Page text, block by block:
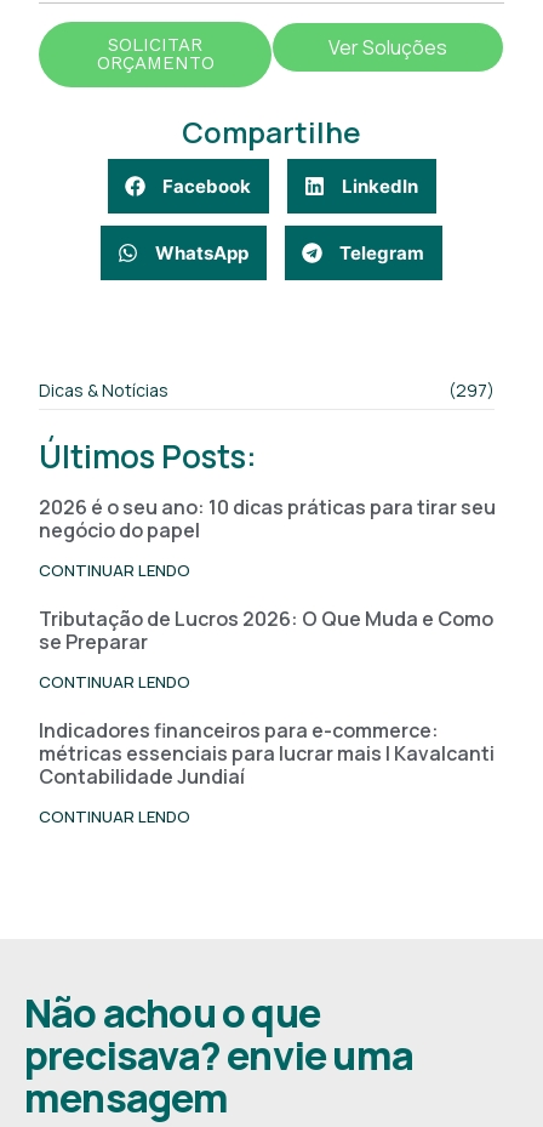
SOLICITAR
ORÇAMENTO
Ver Soluções
Compartilhe
Facebook LinkedIn
WhatsApp Telegram
Dicas & Notícias (297)
Últimos Posts:
2026 é o seu ano: 10 dicas práticas para tirar seu
negócio do papel
CONTINUAR LENDO
Tributação de Lucros 2026: O Que Muda e Como
se Preparar
CONTINUAR LENDO
Indicadores financeiros para e-commerce:
métricas essenciais para lucrar mais | Kavalcanti
Contabilidade Jundiaí
CONTINUAR LENDO
Não achou o que
precisava? envie uma
mensagem